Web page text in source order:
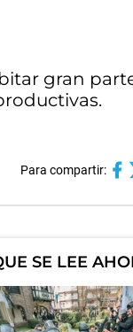
gran
Para compartir:
SE LEE